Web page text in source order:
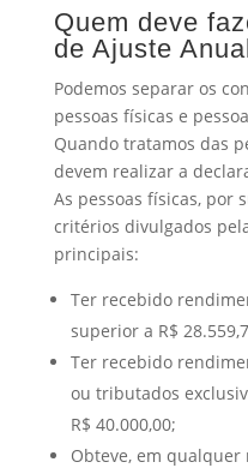
Quem deve
de Ajuste
Podemos separar os
pessoas físicas e
Quando tratamos das
devem realizar a
As pessoas físicas, por
critérios divulgados
principais:
Ter recebido
superior a R$
Ter recebido
ou tributados
R$ 40.000,00;
Obteve, em qualquer